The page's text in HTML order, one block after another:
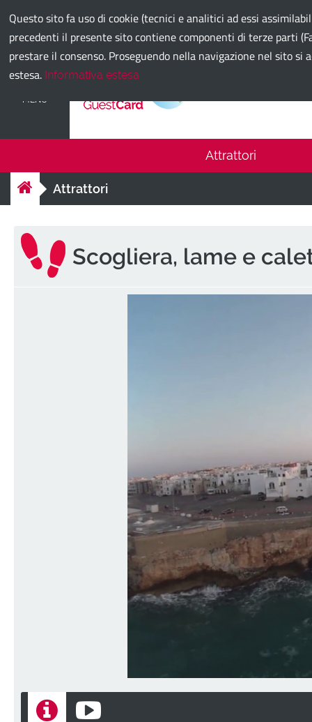
Questo sito fa uso di cookie (tecnici e analitici ad essi
precedenti il presente sito contiene componenti di terze parti
prestare il consenso. Proseguendo nella navigazione nel sito
estesa. Informativa estesa
Comune di Bari
MENU
Attrattori
Attrattori
Scogliera, lame e